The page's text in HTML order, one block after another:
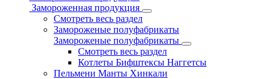
Замороженная продукция
Смотреть весь раздел
Замороженые полуфабрикаты
Замороженые полуфабрикаты
Смотреть весь раздел
Котлеты Бифштексы Наггетсы
Пельмени Манты Хинкали